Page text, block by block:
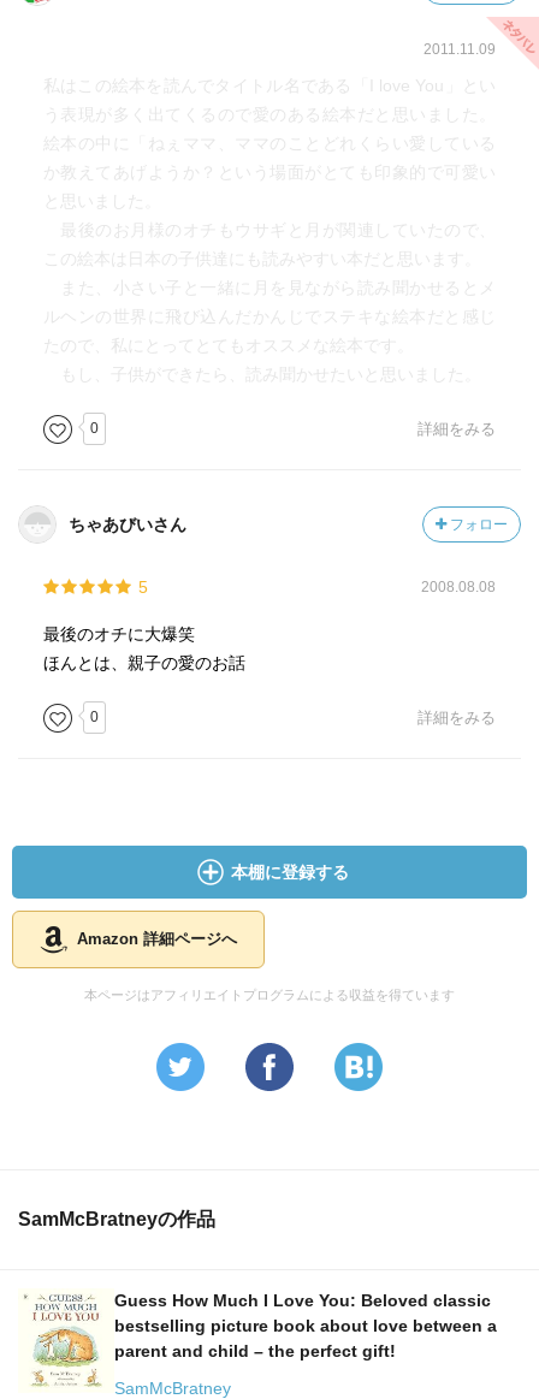
2011.11.09
私はこの絵本を読んでタイトル名である「I love You」とい
う表現が多く出てくるので愛のある絵本だと思いました。
絵本の中に「ねぇママ、ママのことどれくらい愛している
か教えてあげようか？という場面がとても印象的で可愛い
と思いました。
最後のお月様のオチもウサギと月が関連していたので、
この絵本は日本の子供達にも読みやすい本だと思います。
また、小さい子と一緒に月を見ながら読み聞かせるとメ
ルヘンの世界に飛び込んだかんじでステキな絵本だと感じ
たので、私にとってとてもオススメな絵本です。
もし、子供ができたら、読み聞かせたいと思いました。
0 詳細をみる
ちゃあびいさん フォロー
5 2008.08.08
最後のオチに大爆笑
ほんとは、親子の愛のお話
0 詳細をみる
本棚に登録する
Amazon 詳細ページへ
本ページはアフィリエイトプログラムによる収益を得ています
SamMcBratneyの作品
Guess How Much I Love You: Beloved classic
bestselling picture book about love between a
parent and child – the perfect gift!
SamMcBratney